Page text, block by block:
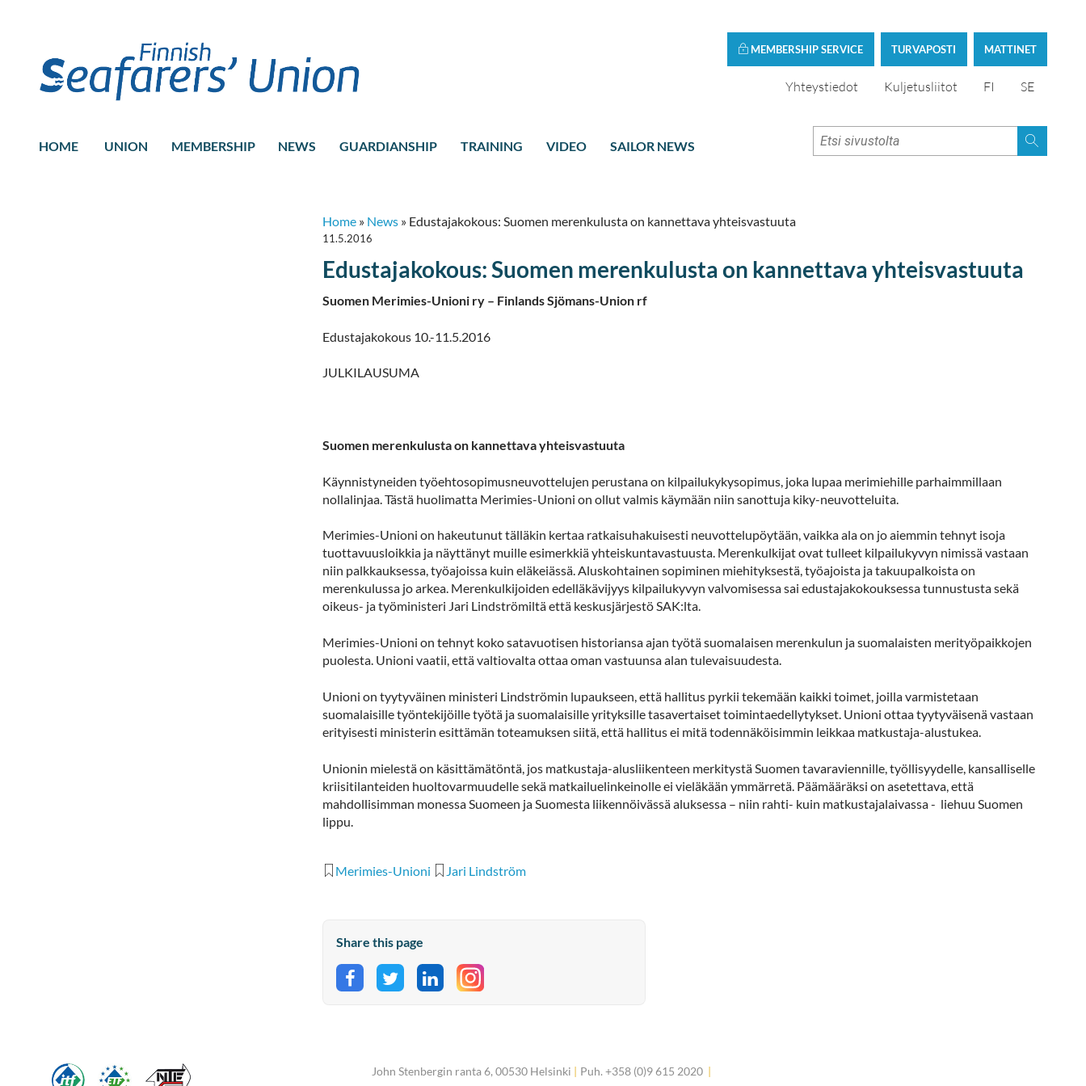
MATTINET
TURVAPOSTI
MEMBERSHIP SERVICE
Yhteystiedot Kuljetusliitot FI SE
HOME UNION MEMBERSHIP NEWS GUARDIANSHIP TRAINING VIDEO SAILOR NEWS
Home » News » Edustajakokous: Suomen merenkulusta on kannettava yhteisvastuuta
11.5.2016
Edustajakokous: Suomen merenkulusta on kannettava yhteisvastuuta
Suomen Merimies-Unioni ry – Finlands Sjömans-Union rf
Edustajakokous 10.-11.5.2016
JULKILAUSUMA
Suomen merenkulusta on kannettava yhteisvastuuta
Käynnistyneiden työehtosopimusneuvottelujen perustana on kilpailukykysopimus, joka lupaa merimiehille parhaimmillaan
nollalinjaa. Tästä huolimatta Merimies-Unioni on ollut valmis käymään niin sanottuja kiky-neuvotteluita.
Merimies-Unioni on hakeutunut tälläkin kertaa ratkaisuhakuisesti neuvottelupöytään, vaikka ala on jo aiemmin tehnyt isoja
tuottavuusloikkia ja näyttänyt muille esimerkkiä yhteiskuntavastuusta. Merenkulkijat ovat tulleet kilpailukyvyn nimissä vastaan
niin palkkauksessa, työajoissa kuin eläkeiässä. Aluskohtainen sopiminen miehityksestä, työajoista ja takuupalkoista on
merenkulussa jo arkea. Merenkulkijoiden edelläkävijyys kilpailukyvyn valvomisessa sai edustajakokouksessa tunnustusta sekä
oikeus- ja työministeri Jari Lindströmiltä että keskusjärjestö SAK:lta.
Merimies-Unioni on tehnyt koko satavuotisen historiansa ajan työtä suomalaisen merenkulun ja suomalaisten merityöpaikkojen
puolesta. Unioni vaatii, että valtiovalta ottaa oman vastuunsa alan tulevaisuudesta.
Unioni on tyytyväinen ministeri Lindströmin lupaukseen, että hallitus pyrkii tekemään kaikki toimet, joilla varmistetaan
suomalaisille työntekijöille työtä ja suomalaisille yrityksille tasavertaiset toimintaedellytykset. Unioni ottaa tyytyväisenä vastaan
erityisesti ministerin esittämän toteamuksen siitä, että hallitus ei mitä todennäköisimmin leikkaa matkustaja-alustukea.
Unionin mielestä on käsittämätöntä, jos matkustaja-alusliikenteen merkitystä Suomen tavaraviennille, työllisyydelle, kansalliselle
kriisitilanteiden huoltovarmuudelle sekä matkailuelinkeinolle ei vieläkään ymmärretä. Päämääräksi on asetettava, että
mahdollisimman monessa Suomeen ja Suomesta liikennöivässä aluksessa – niin rahti- kuin matkustajalaivassa - liehuu Suomen
lippu.
Merimies-Unioni Jari Lindström
Share this page
Share on Facebook
Share on Twitter
Share on LinkedIn
John Stenbergin ranta 6, 00530 Helsinki | Puh. +358 (0)9 615 2020 |